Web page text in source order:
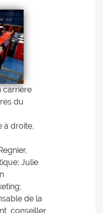
carrière
du
à droite,
Julie
de la
conseiller